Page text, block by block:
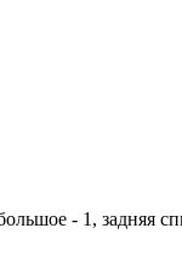
- 1, задняя